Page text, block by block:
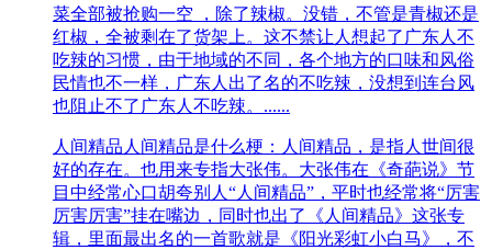
菜全部被抢购一空 ，除了辣椒。没错，不管是青椒还是
红椒，全被剩在了货架上。这不禁让人想起了广东人不
吃辣的习惯，由于地域的不同，各个地方的口味和风俗
民情也不一样，广东人出了名的不吃辣，没想到连台风
也阻止不了广东人不吃辣。......
人间精品人间精品是什么梗：人间精品，是指人世间很
好的存在。也用来专指大张伟。大张伟在《奇葩说》节
目中经常心口胡夸别人“人间精品”，平时也经常将“厉害
厉害厉害”挂在嘴边，同时也出了《人间精品》这张专
辑，里面最出名的一首歌就是《阳光彩虹小白马》，不